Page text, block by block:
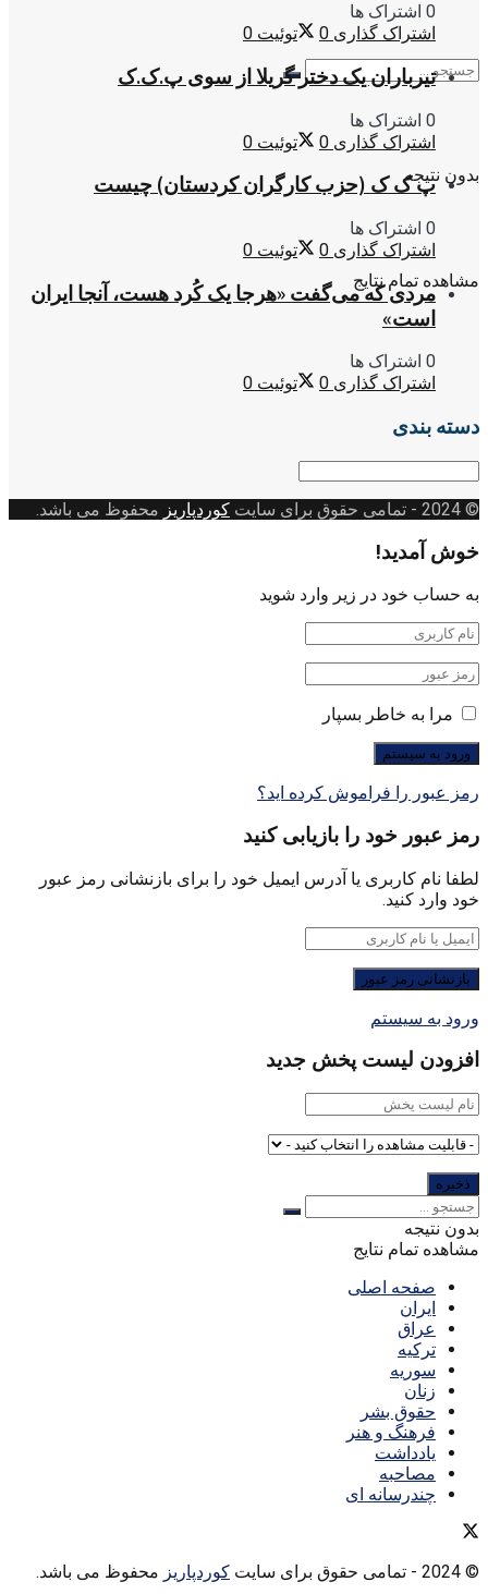
بدون نتیجه
مشاهده تمام نتایج
0 اشتراک ها
اشتراک گذاری 0 توئیت 0
تیرباران یک دختر گریلا از سوی پ.ک.ک
0 اشتراک ها
اشتراک گذاری 0 توئیت 0
پ ک ک (حزب کارگران کردستان) چیست
0 اشتراک ها
اشتراک گذاری 0 توئیت 0
مردی که می‌گفت «هرجا یک کُرد هست، آنجا ایران
است»
0 اشتراک ها
اشتراک گذاری 0 توئیت 0
دسته بندی
دسته
© 2024
- تمامی حقوق برای سایت کوردپاریز محفوظ می باشد.
خوش آمدید!
به حساب خود در زیر وارد شوید
مرا به خاطر بسپار
رمز عبور را فراموش کرده اید؟
رمز عبور خود را بازیابی کنید
لطفا نام کاربری یا آدرس ایمیل خود را برای بازنشانی رمز عبور
خود وارد کنید.
ورود به سیستم
افزودن لیست پخش جدید
بدون نتیجه
مشاهده تمام نتایج
صفحه اصلی
ایران
عراق
ترکیه
سوریه
زنان
حقوق بشر
فرهنگ و هنر
یادداشت
مصاحبه
چندرسانه ای
© 2024 - تمامی حقوق برای سایت کوردپاریز محفوظ می باشد.